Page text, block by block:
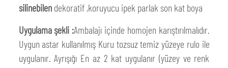
silinebilendekoratif ,koruyucu ipek parlak son kat boya
Uygulama şekli :Ambalajı içinde homojen karıştırılmalıdır.
Uygun astar kullanılmış Kuru tozsuz temiz yüzeye rulo ile
uygulanır. Ayrışığı En az 2 kat uygulanır (yüzey ve renk